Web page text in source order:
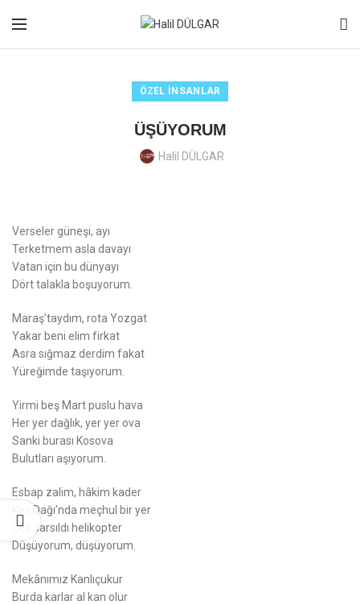
ÖZEL İNSANLAR
ÜŞÜYORUM
Halil DÜLGAR
Verseler güneşi, ayı
Terketmem asla davayı
Vatan için bu dünyayı
Dört talakla boşuyorum.
Maraş’taydım, rota Yozgat
Yakar beni elim firkat
Asra sığmaz derdim fakat
Yüreğimde taşıyorum.
Yirmi beş Mart puslu hava
Her yer dağlık, yer yer ova
Sanki burası Kosova
Bulutları aşıyorum.
Esbap zalim, hâkim kader
Kes Dağı’nda meçhul bir yer
Çok sarsıldı helikopter
Düşüyorum, düşüyorum.
Mekânımız Kanlıçukur
Burda karlar al kan olur